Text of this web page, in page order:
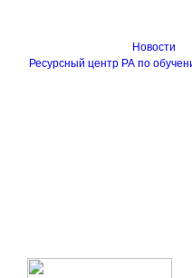
Новости
Ресурсный центр РА по